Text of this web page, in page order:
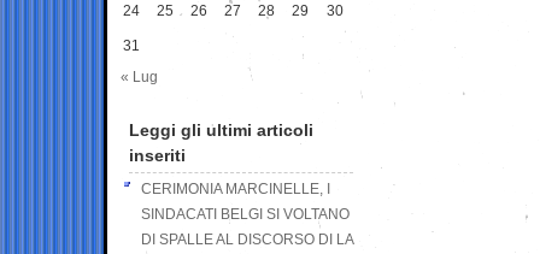
24 25 26 27 28 29 30
31
« Lug
Leggi gli ultimi articoli
inseriti
CERIMONIA MARCINELLE, I
SINDACATI BELGI SI VOLTANO
DI SPALLE AL DISCORSO DI LA